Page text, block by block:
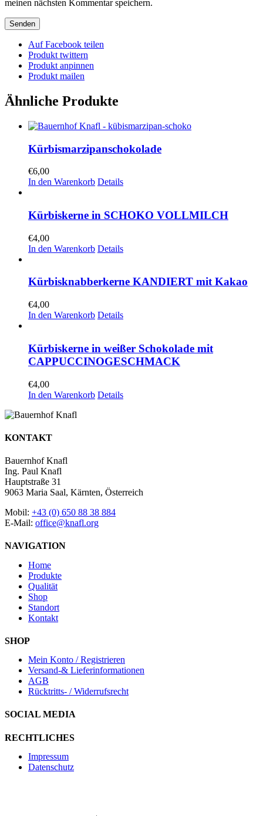
meinen nächsten Kommentar speichern.
Auf Facebook teilen
Produkt twittern
Produkt anpinnen
Produkt mailen
Ähnliche Produkte
Kürbismarzipanschokolade
€6,00
In den Warenkorb Details
Kürbiskerne in SCHOKO VOLLMILCH
€4,00
In den Warenkorb Details
Kürbisknabberkerne KANDIERT mit Kakao
€4,00
In den Warenkorb Details
Kürbiskerne in weißer Schokolade mit
CAPPUCCINOGESCHMACK
€4,00
In den Warenkorb Details
KONTAKT
Bauernhof Knafl
Ing. Paul Knafl
Hauptstraße 31
9063 Maria Saal, Kärnten, Österreich
Mobil: +43 (0) 650 88 38 884
E-Mail: office@knafl.org
NAVIGATION
Home
Produkte
Qualität
Shop
Standort
Kontakt
SHOP
Mein Konto / Registrieren
Versand-& Lieferinformationen
AGB
Rücktritts- / Widerrufsrecht
SOCIAL MEDIA
RECHTLICHES
Impressum
Datenschutz